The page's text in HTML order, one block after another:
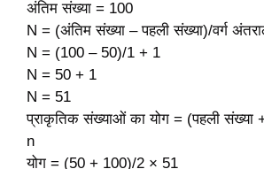
अंतिम संख्या = 100
N = (अंतिम संख्या – पहली संख्या)/वर्ग
N = (100 – 50)/1 + 1
N = 50 + 1
N = 51
प्राकृतिक संख्याओं का योग = (पहली संख्या
n
योग = (50 + 100)/2 × 51